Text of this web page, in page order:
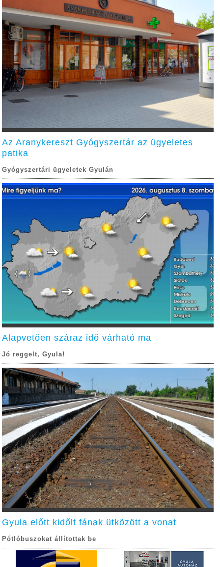
Az Aranykereszt Gyógyszertár az ügyeletes
patika
Gyógyszertári ügyeletek Gyulán
Alapvetően száraz idő várható ma
Jó reggelt, Gyula!
Gyula előtt kidőlt fának ütközött a vonat
Pótlóbuszokat állítottak be